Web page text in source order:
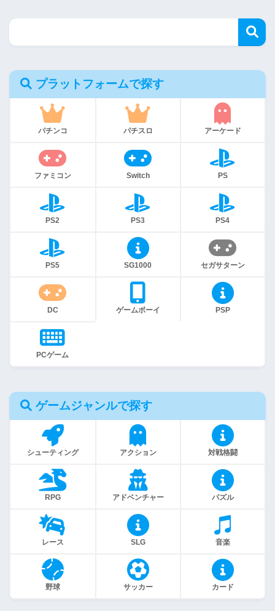
プラットフォームで探す
パチンコ パチスロ アーケード
ファミコン Switch PS
PS2 PS3 PS4
PS5 SG1000 セガサターン
DC ゲームボーイ PSP
PCゲーム
ゲームジャンルで探す
シューティング アクション 対戦格闘
RPG アドベンチャー パズル
レース SLG 音楽
野球 サッカー カード